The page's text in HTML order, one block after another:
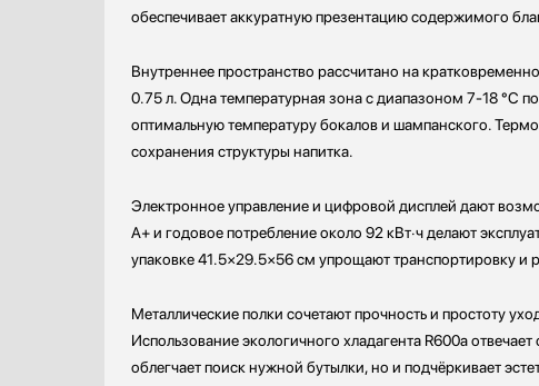
Телевизоры
Тостеры
Увлажнители воздуха
Утюги
Холодильники
Холодильное оборудование
Хьюмидоры
обеспечивает аккуратную презентацию содержимого
Внутреннее пространство рассчитано на
0.75 л. Одна температурная зона с диапазоном 7-18 °C
оптимальную температуру бокалов и шампанского.
сохранения структуры напитка.
Электронное управление и цифровой дисплей дают
A+ и годовое потребление около 92 кВт·ч делают
упаковке 41.5×29.5×56 см упрощают транспортировку и
Металлические полки сочетают прочность и простоту
Использование экологичного хладагента R600a
облегчает поиск нужной бутылки, но и подчёркивает